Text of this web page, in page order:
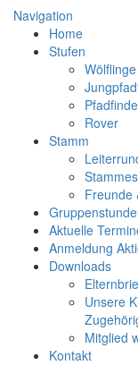
Navigation
Home
Stufen
Wölflinge
Rover
Stamm
Freunde
Aktuelle
Anmeldung
Downloads
Unsere
Mitglied
Kontakt